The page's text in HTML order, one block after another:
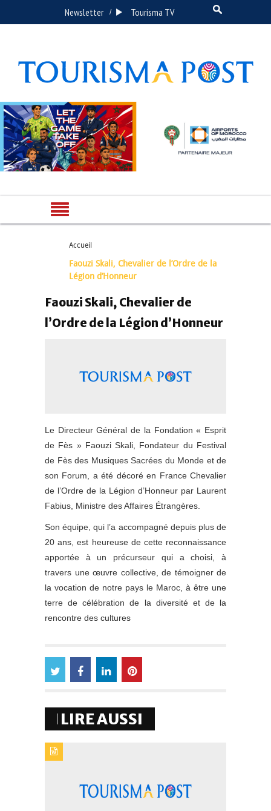
Newsletter / Tourisma TV
Accueil
Faouzi Skali, Chevalier de l’Ordre de la
Légion d’Honneur
Faouzi Skali, Chevalier de
l’Ordre de la Légion d’Honneur
Le Directeur Général de la Fondation « Esprit
de Fès » Faouzi Skali, Fondateur du Festival
de Fès des Musiques Sacrées du Monde et de
son Forum, a été décoré en France Chevalier
de l’Ordre de la Légion d’Honneur par Laurent
Fabius, Ministre des Affaires Étrangères.
Son équipe, qui l’a accompagné depuis plus de
20 ans, est heureuse de cette reconnaissance
apportée à un précurseur qui a choisi, à
travers une œuvre collective, de témoigner de
la vocation de notre pays le Maroc, à être une
terre de célébration de la diversité et de la
rencontre des cultures
LIRE AUSSI